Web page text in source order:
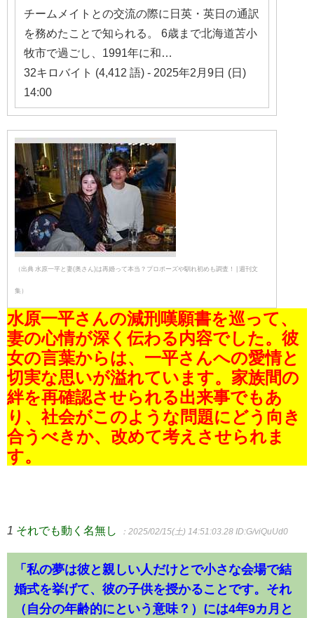
チームメイトとの交流の際に日英・英日の通訳
を務めたことで知られる。 6歳まで北海道苫小
牧市で過ごし、1991年に和…
32キロバイト (4,412 語) - 2025年2月9日 (日)
14:00
（出典 水原一平と妻(奥さん)は再婚って本当？プロポーズや馴れ初めも調査！ | 週刊文
集）
水原一平さんの減刑嘆願書を巡って、
妻の心情が深く伝わる内容でした。彼
女の言葉からは、一平さんへの愛情と
切実な思いが溢れています。家族間の
絆を再確認させられる出来事でもあ
り、社会がこのような問題にどう向き
合うべきか、改めて考えさせられま
す。
1 それでも動く名無し ：2025/02/15(土) 14:51:03.28 ID:G/viQuUd0
「私の夢は彼と親しい人だけとで小さな会場で結
婚式を挙げて、彼の子供を授かることです。それ
（自分の年齢的にという意味？）には4年9カ月と